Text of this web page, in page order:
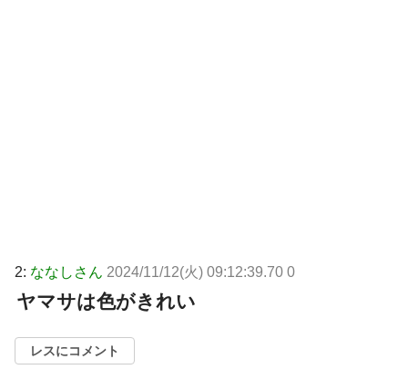
2: ななしさん 2024/11/12(火) 09:12:39.70 0
ヤマサは色がきれい
レスにコメント